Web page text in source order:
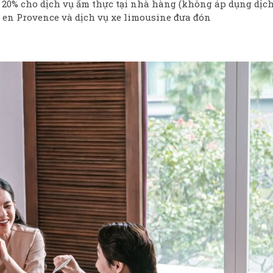
cho dịch vụ ẩm thực tại nhà hàng (không áp dụng
Provence và dịch vụ xe limousine đưa đón​